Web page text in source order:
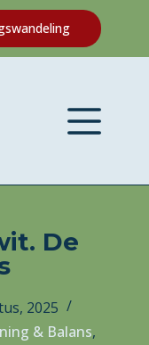
De
2025
& Balans,